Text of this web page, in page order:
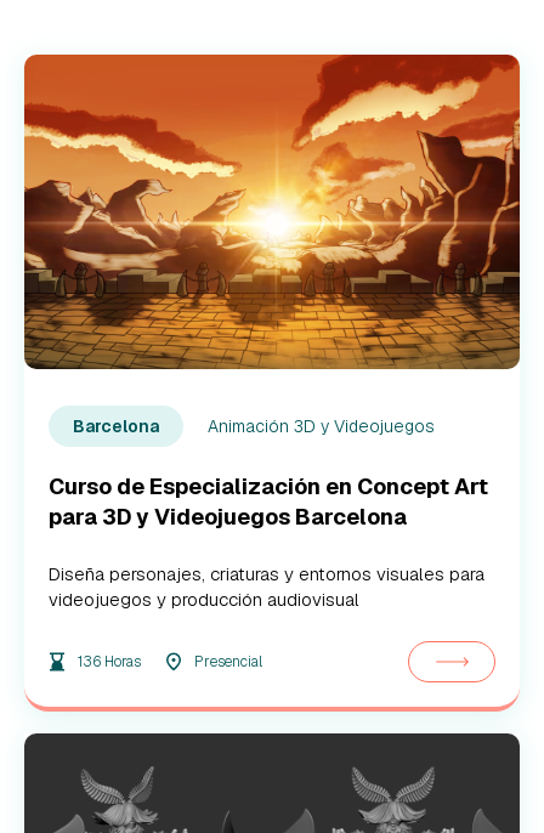
Barcelona Animación 3D y Videojuegos
Curso de Especialización en Concept Art
para 3D y Videojuegos Barcelona
Diseña personajes, criaturas y entornos visuales para
videojuegos y producción audiovisual
136 Horas Presencial